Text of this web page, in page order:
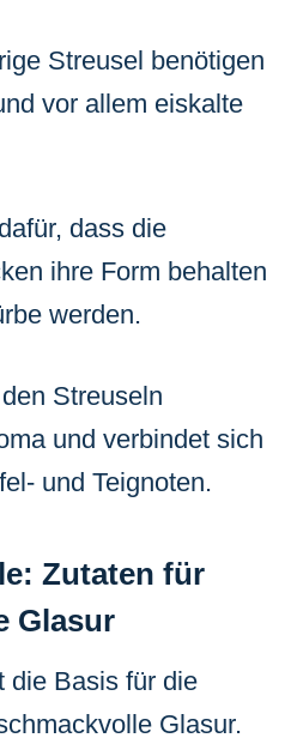
Streusel benötigen
vor allem eiskalte
dass die
ihre Form behalten
werden.
Streuseln
und verbindet sich
und Teignoten.
Zutaten für
Glasur
die Basis für die
Glasur.